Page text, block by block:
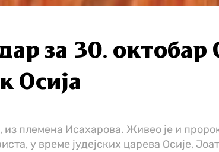
за 30. октобар
Осија
из племена Исахарова. Живео је и
у време јудејских царева Осије,